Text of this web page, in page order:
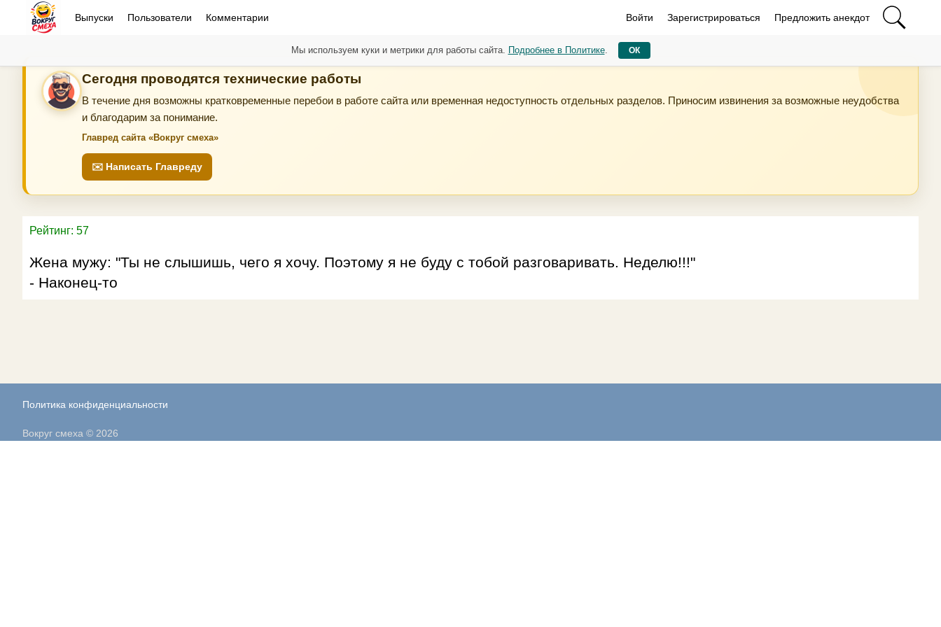
Выпуски Пользователи Комментарии Войти Зарегистрироваться Предложить анекдот
Сегодня проводятся технические работы
В течение дня возможны кратковременные перебои в работе сайта или временная недоступность отдельных разделов. Приносим извинения за возможные неудобства
и благодарим за понимание.
Главред сайта «Вокруг смеха»
✉️ Написать Главреду
Рейтинг: 57
Жена мужу: "Ты не слышишь, чего я хочу. Поэтому я не буду с тобой разговаривать. Неделю!!!"
- Наконец-то
Политика конфиденциальности
Мы используем куки и метрики для работы сайта. Подробнее в Политике. ОК
Вокруг смеха © 2026